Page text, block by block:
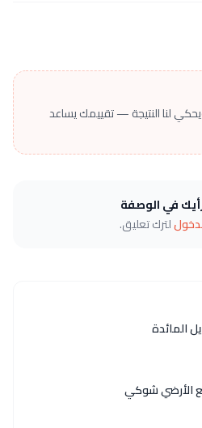
لنا النتيجة — تقييمك يساعد
في الوصفة
لترك تعليق.
المائدة
الأرضي شوكي